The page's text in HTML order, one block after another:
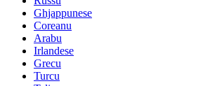
Ghjappunese
Coreanu
Arabu
Irlandese
Grecu
Turcu